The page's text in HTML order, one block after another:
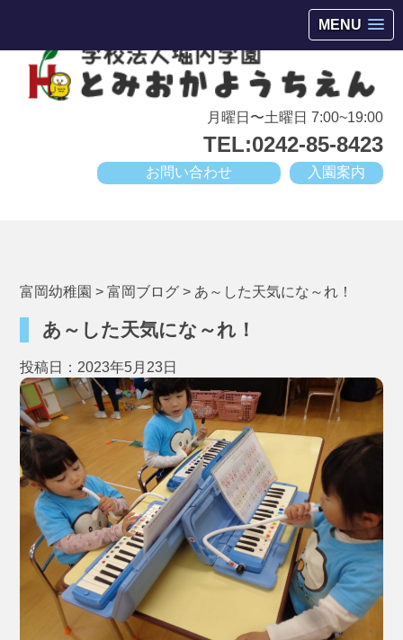
MENU
月曜日〜土曜日 7:00~19:00
TEL:0242-85-8423
入園案内
お問い合わせ
富岡幼稚園 >富岡ブログ > あ～した天気にな～れ！
あ～した天気にな～れ！
投稿日：2023年5月23日